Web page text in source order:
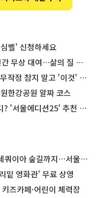
벨' 신청하세요
상 대여…삶의 질 높인다
지 말고 '이것' 해보세요!
한강공원 알짜 코스
울에디션25' 추천 코스
길까지…서울둘레길 15코스
밑 영화관' 무료 상영
즈카페·어린이 체력장